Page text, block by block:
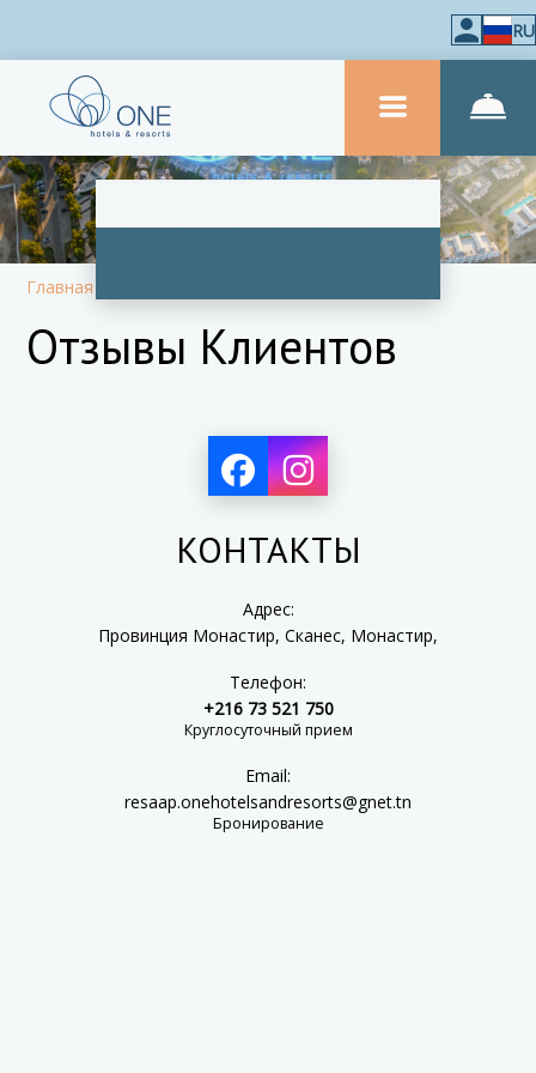
RU
Главная
Отзывы Клиентов
КОНТАКТЫ
Адрес:
Провинция Монастир, Сканес, Монастир,
Телефон:
+216 73 521 750
Круглосуточный прием
Email:
resaap.onehotelsandresorts@gnet.tn
Бронирование